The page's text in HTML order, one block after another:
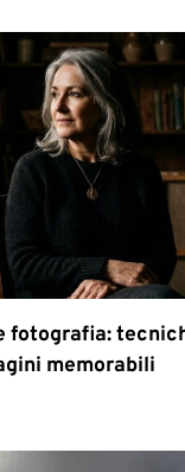
fotografia:
memorabili